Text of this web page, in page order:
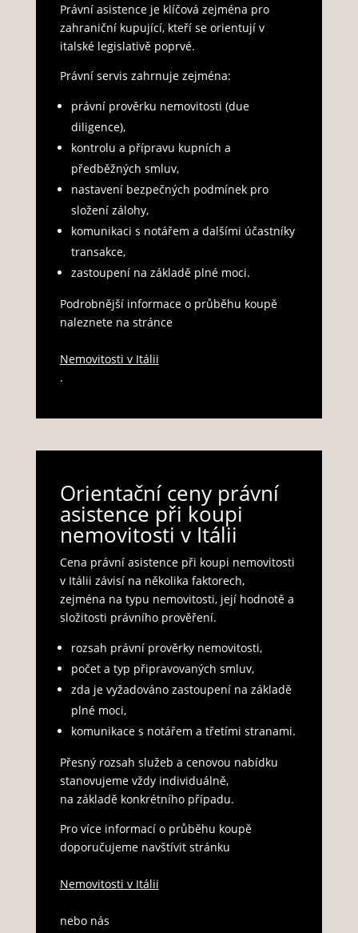
Právní asistence je klíčová zejména pro
zahraniční kupující, kteří se orientují v
italské legislativě poprvé.
Právní servis zahrnuje zejména:
právní prověrku nemovitosti (due
diligence),
kontrolu a přípravu kupních a
předběžných smluv,
nastavení bezpečných podmínek pro
složení zálohy,
komunikaci s notářem a dalšími účastníky
transakce,
zastoupení na základě plné moci.
Podrobnější informace o průběhu koupě
naleznete na stránce
Nemovitosti v Itálii
.
Orientační ceny právní
asistence při koupi
nemovitosti v Itálii
Cena právní asistence při koupi nemovitosti
v Itálii závisí na několika faktorech,
zejména na typu nemovitosti, její hodnotě a
složitosti právního prověření.
rozsah právní prověrky nemovitosti,
počet a typ připravovaných smluv,
zda je vyžadováno zastoupení na základě
plné moci,
komunikace s notářem a třetími stranami.
Přesný rozsah služeb a cenovou nabídku
stanovujeme vždy individuálně,
na základě konkrétního případu.
Pro více informací o průběhu koupě
doporučujeme navštívit stránku
Nemovitosti v Itálii
nebo nás